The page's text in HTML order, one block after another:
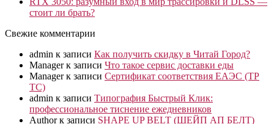
стоит ли брать?
Свежие комментарии
admin к записи Как получить скидку в Читай Город?
Managerк записи Что такое сервис доставки еды
Managerк записи Сертификат соответствия ЕАЭС (ТР
ТС)
admin к записи Типография Быстрый Клик:
профессиональное тиснение ежедневников
Authorк записи SHAPE UP BELT (ШЕЙП АП БЕЛТ)